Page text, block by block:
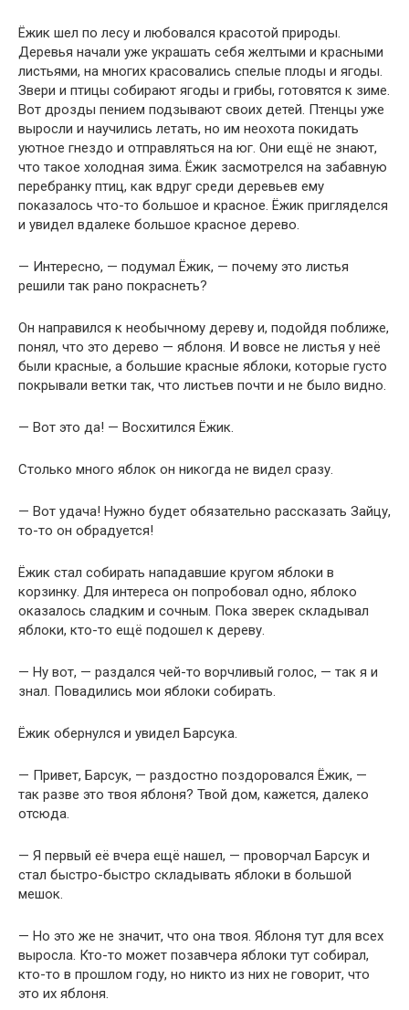
Ёжик шел по лесу и любовался красотой природы.
Деревья начали уже украшать себя желтыми и красными
листьями, на многих красовались спелые плоды и ягоды.
Звери и птицы собирают ягоды и грибы, готовятся к зиме.
Вот дрозды пением подзывают своих детей. Птенцы уже
выросли и научились летать, но им неохота покидать
уютное гнездо и отправляться на юг. Они ещё не знают,
что такое холодная зима. Ёжик засмотрелся на забавную
перебранку птиц, как вдруг среди деревьев ему
показалось что-то большое и красное. Ёжик пригляделся
и увидел вдалеке большое красное дерево.
— Интересно, — подумал Ёжик, — почему это листья
решили так рано покраснеть?
Он направился к необычному дереву и, подойдя поближе,
понял, что это дерево — яблоня. И вовсе не листья у неё
были красные, а большие красные яблоки, которые густо
покрывали ветки так, что листьев почти и не было видно.
— Вот это да! — Восхитился Ёжик.
Столько много яблок он никогда не видел сразу.
— Вот удача! Нужно будет обязательно рассказать Зайцу,
то-то он обрадуется!
Ёжик стал собирать нападавшие кругом яблоки в
корзинку. Для интереса он попробовал одно, яблоко
оказалось сладким и сочным. Пока зверек складывал
яблоки, кто-то ещё подошел к дереву.
— Ну вот, — раздался чей-то ворчливый голос, — так я и
знал. Повадились мои яблоки собирать.
Ёжик обернулся и увидел Барсука.
— Привет, Барсук, — раздостно поздоровался Ёжик, —
так разве это твоя яблоня? Твой дом, кажется, далеко
отсюда.
— Я первый её вчера ещё нашел, — проворчал Барсук и
стал быстро-быстро складывать яблоки в большой
мешок.
— Но это же не значит, что она твоя. Яблоня тут для всех
выросла. Кто-то может позавчера яблоки тут собирал,
кто-то в прошлом году, но никто из них не говорит, что
это их яблоня.